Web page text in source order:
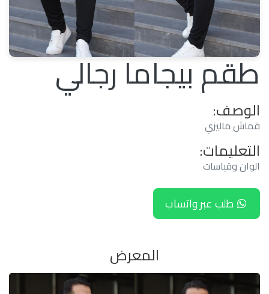
طقم بيجاما رجالي
الوصف:
قماش ماليزي
التعليمات:
الوان وقياسات
طلب عبر واتساب
المعرض